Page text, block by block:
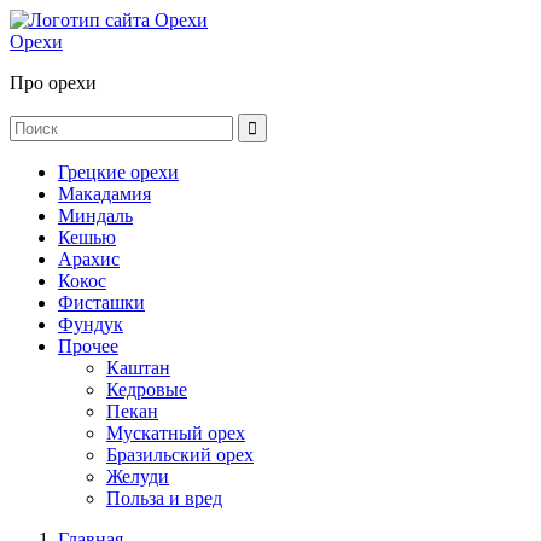
Орехи
Про орехи
Грецкие орехи
Макадамия
Миндаль
Кешью
Арахис
Кокос
Фисташки
Фундук
Прочее
Каштан
Кедровые
Пекан
Мускатный орех
Бразильский орех
Желуди
Польза и вред